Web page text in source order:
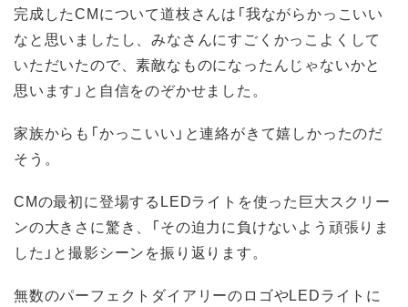
完成したCMについて道枝さんは「我ながらかっこいい
なと思いましたし、みなさんにすごくかっこよくして
いただいたので、素敵なものになったんじゃないかと
思います」と自信をのぞかせました。
家族からも「かっこいい」と連絡がきて嬉しかったのだ
そう。
CMの最初に登場するLEDライトを使った巨大スクリー
ンの大きさに驚き、「その迫力に負けないよう頑張りま
した」と撮影シーンを振り返ります。
無数のパーフェクトダイアリーのロゴやLEDライトに